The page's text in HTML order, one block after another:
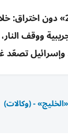
جولة «روما 2» دون
ووقف
وإسرائيل تصعّد
- (وكالات)